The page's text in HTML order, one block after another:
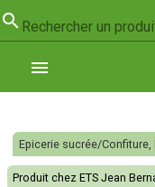
search Rechercher un
menu
Epicerie sucrée/Confiture,
Produit chez ETS Jean